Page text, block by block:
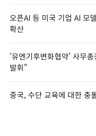
오픈AI 등 미국 기업 AI 모
확산
'유엔기후변화협약' 사무
발휘"
중국, 수단 교육에 대한 충